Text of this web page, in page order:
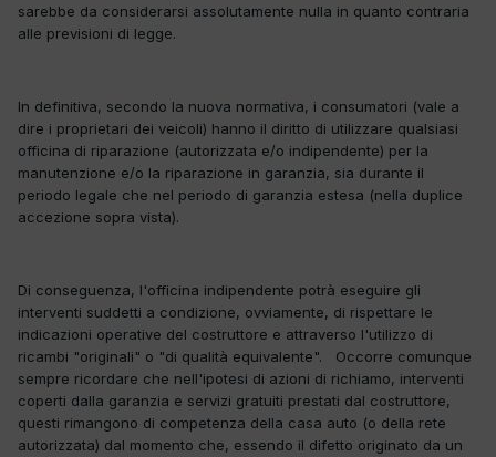
sarebbe da considerarsi assolutamente nulla in quanto contraria
alle previsioni di legge.
In definitiva, secondo la nuova normativa, i consumatori (vale a
dire i proprietari dei veicoli) hanno il diritto di utilizzare qualsiasi
officina di riparazione (autorizzata e/o indipendente) per la
manutenzione e/o la riparazione in garanzia, sia durante il
periodo legale che nel periodo di garanzia estesa (nella duplice
accezione sopra vista).
Di conseguenza, l'officina indipendente potrà eseguire gli
interventi suddetti a condizione, ovviamente, di rispettare le
indicazioni operative del costruttore e attraverso l'utilizzo di
ricambi "originali" o "di qualità equivalente". Occorre comunque
sempre ricordare che nell'ipotesi di azioni di richiamo, interventi
coperti dalla garanzia e servizi gratuiti prestati dal costruttore,
questi rimangono di competenza della casa auto (o della rete
autorizzata) dal momento che, essendo il difetto originato da un